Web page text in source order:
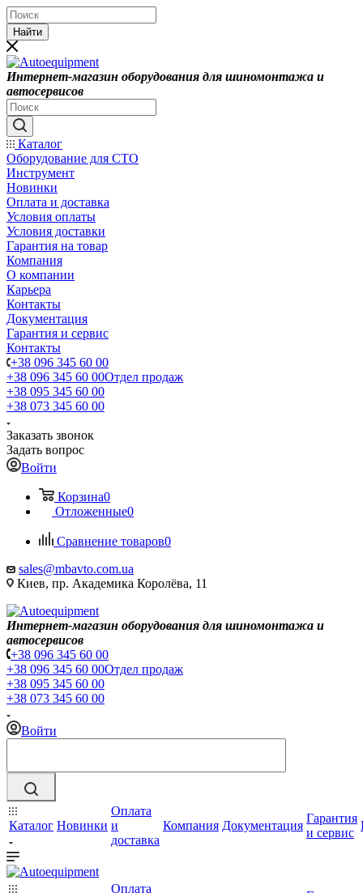
Найти
Интернет-магазин оборудования для шиномонтажа и
автосервисов
Каталог
Оборудование для СТО
Инструмент
Новинки
Оплата и доставка
Условия оплаты
Условия доставки
Гарантия на товар
Компания
О компании
Карьера
Контакты
Документация
Гарантия и сервис
Контакты
+38 096 345 60 00
+38 096 345 60 00Отдел продаж
+38 095 345 60 00
+38 073 345 60 00
Заказать звонок
Задать вопрос
Войти
Корзина0
Отложенные0
Сравнение товаров0
sales@mbavto.com.ua
Киев, пр. Академика Королёва, 11
Интернет-магазин оборудования для шиномонтажа и
автосервисов
+38 096 345 60 00
+38 096 345 60 00Отдел продаж
+38 095 345 60 00
+38 073 345 60 00
Войти
Каталог Новинки
Оплата
и
доставка
Компания Документация
Гарантия
и сервис
Оплата